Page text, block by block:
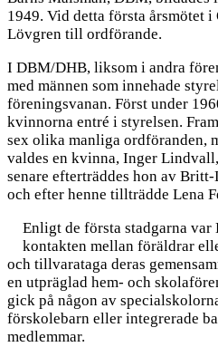
1949. Vid detta första årsmötet i
Lövgren till ordförande.
I DBM/DHB, liksom i andra
med männen som innehade
föreningsvanan. Först under
kvinnorna entré i styrelsen.
sex olika manliga ordföranden,
valdes en kvinna, Inger
senare efterträddes hon av
och efter henne tillträdde Lena
Enligt de första stadgarna
kontakten mellan föräldrar
och tillvarataga deras
en utpräglad hem- och
gick på någon av
förskolebarn eller integrerade
medlemmar.